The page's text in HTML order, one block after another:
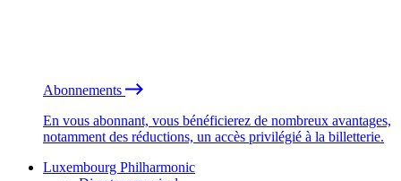
Abonnements
En vous abonnant, vous bénéficierez de nombreux avantages,
notamment des réductions, un accès privilégié à la billetterie.
Luxembourg Philharmonic